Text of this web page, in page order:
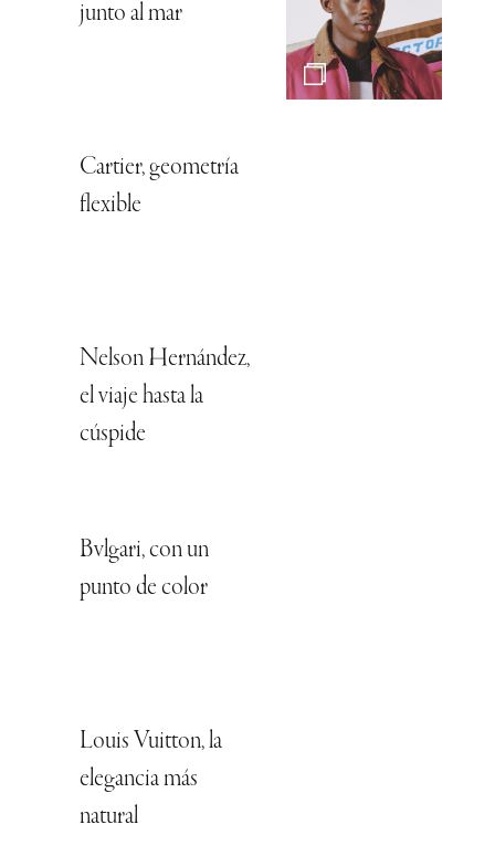
junto al mar
Cartier, geometría
flexible
Nelson Hernández,
el viaje hasta la
cúspide
Bvlgari, con un
punto de color
Louis Vuitton, la
elegancia más
natural